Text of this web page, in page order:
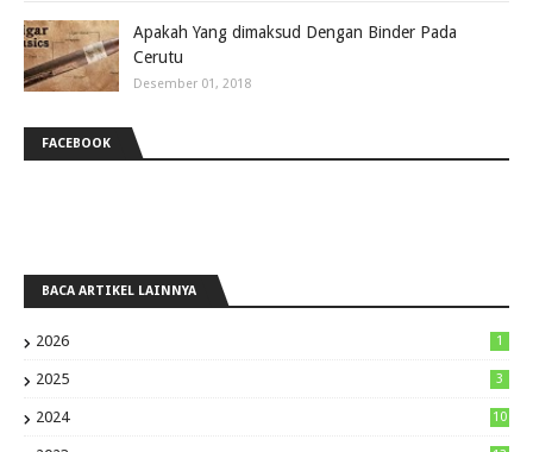
Apakah Yang dimaksud Dengan Binder Pada
Cerutu
Desember 01, 2018
FACEBOOK
BACA ARTIKEL LAINNYA
2026 1
2025 3
2024 10